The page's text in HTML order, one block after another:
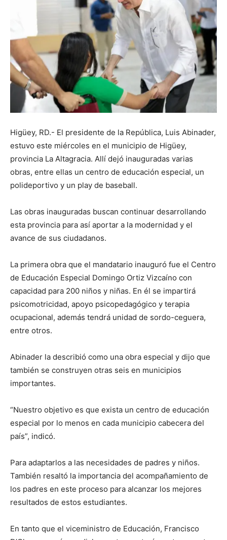
Higüey, RD.- El presidente de la República, Luis Abinader,
estuvo este miércoles en el municipio de Higüey,
provincia La Altagracia. Allí dejó inauguradas varias
obras, entre ellas un centro de educación especial, un
polideportivo y un play de baseball.
Las obras inauguradas buscan continuar desarrollando
esta provincia para así aportar a la modernidad y el
avance de sus ciudadanos.
La primera obra que el mandatario inauguró fue el Centro
de Educación Especial Domingo Ortiz Vizcaíno con
capacidad para 200 niños y niñas. En él se impartirá
psicomotricidad, apoyo psicopedagógico y terapia
ocupacional, además tendrá unidad de sordo-ceguera,
entre otros.
Abinader la describió como una obra especial y dijo que
también se construyen otras seis en municipios
importantes.
“Nuestro objetivo es que exista un centro de educación
especial por lo menos en cada municipio cabecera del
país”, indicó.
Para adaptarlos a las necesidades de padres y niños.
También resaltó la importancia del acompañamiento de
los padres en este proceso para alcanzar los mejores
resultados de estos estudiantes.
En tanto que el viceministro de Educación, Francisco